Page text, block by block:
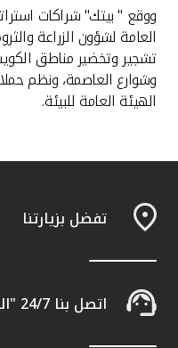
ووقع " بيتك" شراكات
العامة لشؤون الزراعة
تشجير وتخضير مناطق
وشوارع العاصمة، ونظم
الهيئة العامة للبيئة.
تفضل بزيارتنا
اتصل بنا 24/7 "الخدمة الهاتفية" 1803333